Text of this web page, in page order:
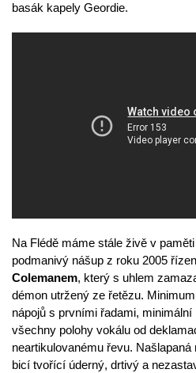
basák kapely Geordie.
Na Flédě máme stále živě v
podmanivý nášup z roku 2005
Colemanem, který s uhlem
démon utržený ze řetězu.
nápojů s prvními řadami,
všechny polohy vokálu od
neartikulovanému řevu.
bicí tvořící úderný, drtivý a